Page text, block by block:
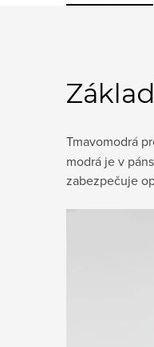
Tmavomodrá
modrá je v
zabezpečuje